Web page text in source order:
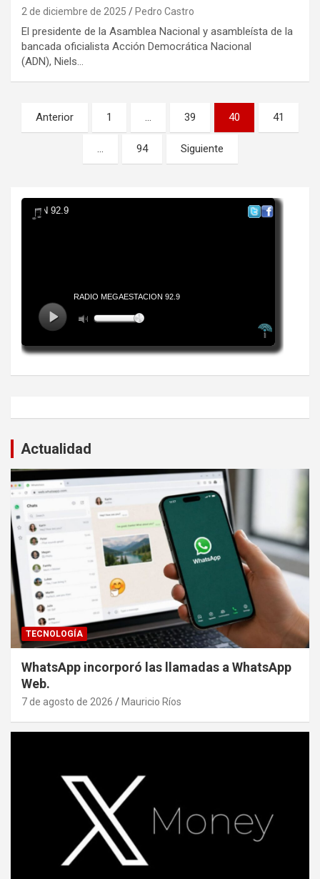
2 de diciembre de 2025 Pedro Castro
El presidente de la Asamblea Nacional y asambleísta de la
bancada oficialista Acción Democrática Nacional
(ADN), Niels…
Paginación
de
Anterior 1 … 39 40 41
… 94 Siguiente
Actualidad
TECNOLOGÍA
WhatsApp incorporó las llamadas a WhatsApp
Web.
7 de agosto de 2026 Mauricio Ríos